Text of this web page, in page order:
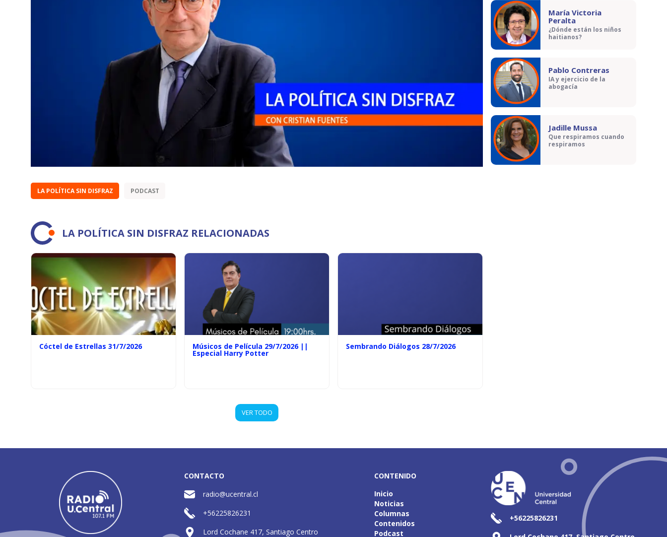
LA POLÍTICA SIN DISFRAZ PODCAST
LA POLÍTICA SIN DISFRAZ RELACIONADAS
Cóctel de Estrellas 31/7/2026 Músicos de Película 29/7/2026 ||
Especial Harry Potter
Sembrando Diálogos 28/7/2026
VER TODO
María Victoria
Peralta
¿Dónde están los niños
haitianos?
Pablo Contreras
IA y ejercicio de la
abogacía
Jadille Mussa
Que respiramos cuando
respiramos
CONTACTO
radio@ucentral.cl
+56225826231
Lord Cochane 417, Santiago Centro
CONTENIDO
Inicio
Noticias
Columnas
Contenidos
Podcast
+56225826231